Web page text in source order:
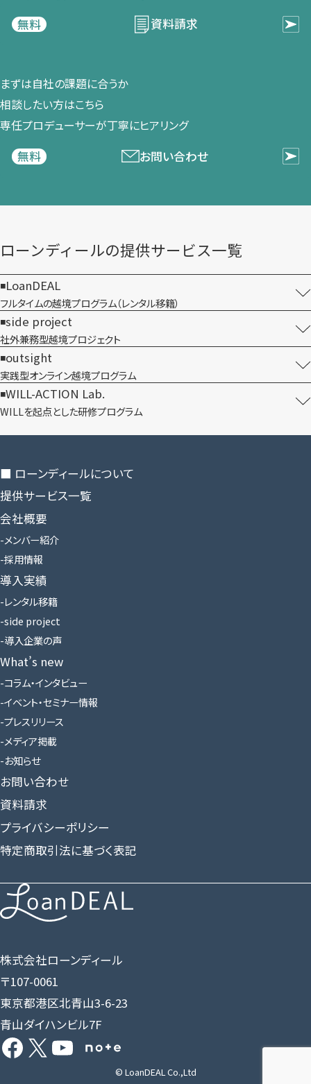
無料
資料請求
まずは​自社の​課題に​合うか​
相談したい方は​こちら
専任プロデューサーが​丁寧に​ヒアリング
無料
お問い合わせ
ローンディールの​提供サービス一覧
LoanDEAL
フルタイムの越境プログラム​（レンタル移籍）
side project
社外兼務型​越境プロジェクト
outsight
実践型オンライン​越境プログラム
WILL-ACTION Lab.
WILLを​起点とした​研修プログラム
株式会社ローンディール
〒107-0061
東京都港区北青山3-6-23
青山ダイハンビル7F
Facebook
X YouTube
Share Icon
■ ローンディールに​ついて
提供サービス一覧
会社概要
メンバー紹介
採用情報
導入実績
レンタル移籍
side project
導入企業の声
What’s new
コラム・インタビュー
イベント・セミナー情報
プレスリリース
メディア掲載
お知らせ
お問い合わせ
資料請求
プライバシーポリシー
特定商取引法に基づく表記
© LoanDEAL Co.,Ltd